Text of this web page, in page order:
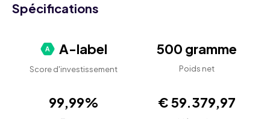
Spécifications
A-label
Score d'investissement
500 gramme
Poids net
99,99% € 59.379,97